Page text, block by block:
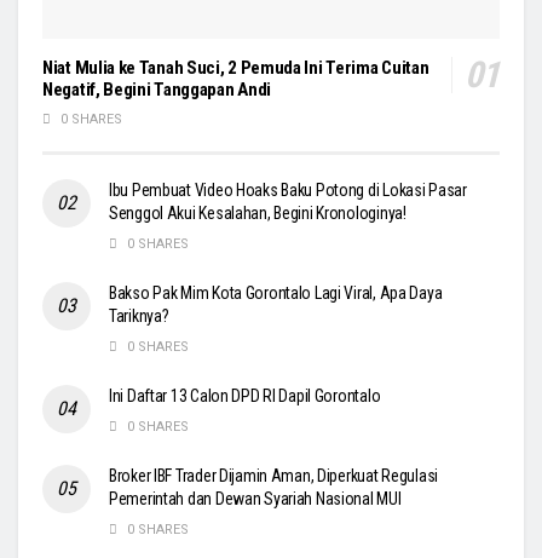
Niat Mulia ke Tanah Suci, 2 Pemuda Ini Terima Cuitan
Negatif, Begini Tanggapan Andi
0 SHARES
Ibu Pembuat Video Hoaks Baku Potong di Lokasi Pasar
Senggol Akui Kesalahan, Begini Kronologinya!
0 SHARES
Bakso Pak Mim Kota Gorontalo Lagi Viral, Apa Daya
Tariknya?
0 SHARES
Ini Daftar 13 Calon DPD RI Dapil Gorontalo
0 SHARES
Broker IBF Trader Dijamin Aman, Diperkuat Regulasi
Pemerintah dan Dewan Syariah Nasional MUI
0 SHARES